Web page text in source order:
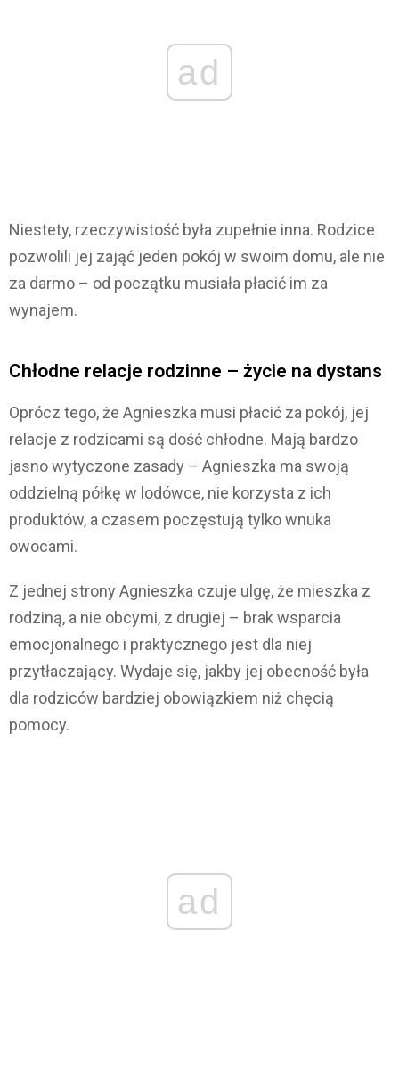
ad
Niestety, rzeczywistość była zupełnie inna. Rodzice
pozwolili jej zająć jeden pokój w swoim domu, ale nie
za darmo – od początku musiała płacić im za
wynajem.
Chłodne relacje rodzinne – życie na dystans
Oprócz tego, że Agnieszka musi płacić za pokój, jej
relacje z rodzicami są dość chłodne. Mają bardzo
jasno wytyczone zasady – Agnieszka ma swoją
oddzielną półkę w lodówce, nie korzysta z ich
produktów, a czasem poczęstują tylko wnuka
owocami.
Z jednej strony Agnieszka czuje ulgę, że mieszka z
rodziną, a nie obcymi, z drugiej – brak wsparcia
emocjonalnego i praktycznego jest dla niej
przytłaczający. Wydaje się, jakby jej obecność była
dla rodziców bardziej obowiązkiem niż chęcią
pomocy.
ad